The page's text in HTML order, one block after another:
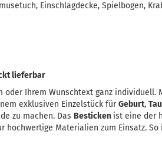
Einschlagdecke, Spielbogen,
lieferbar
oder Ihrem Wunschtext ganz individuell.
exklusiven Einzelstück fürGeburt,
zu machen. Das Besticken ist eine der
hochwertige Materialien zum Einsatz.